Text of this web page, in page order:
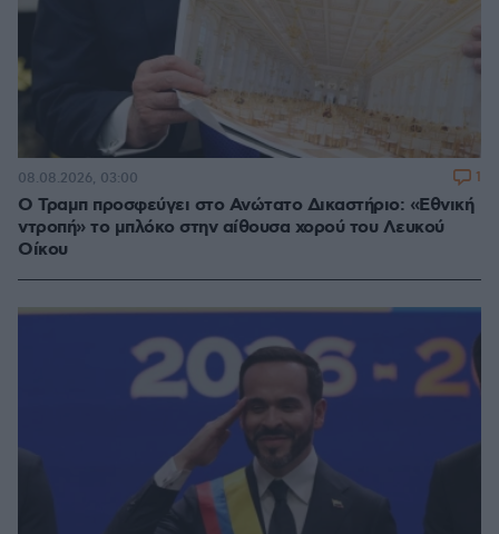
Ο Τραμπ προσφεύγει στο Ανώτατο Δικαστήριο: «Εθνική
ντροπή» το μπλόκο στην αίθουσα χορού του Λευκού
Οίκου
08.08.2026, 03:00 1